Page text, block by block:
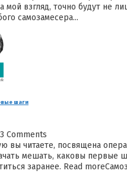
мой взгляд, точно будут не
самозамесера...
шаги
3 Comments
вы читаете, посвящена
мешать, каковы первые
заранее. Read